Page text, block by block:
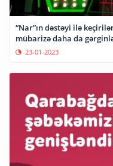
“Nar”ın dəstəyi ilə
mübarizə daha da
23-01-2023